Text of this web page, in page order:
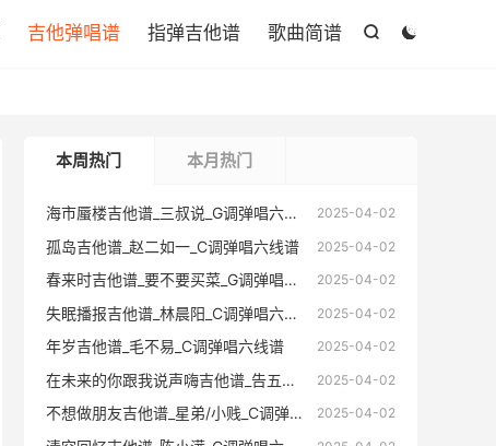


吉他弹唱谱 指弹吉他谱 歌曲简谱
本周热门 本月热门
2025-04-02
海市蜃楼吉他谱_三叔说_G调弹唱六线谱
2025-04-02
孤岛吉他谱_赵二如一_C调弹唱六线谱
2025-04-02
春来时吉他谱_要不要买菜_G调弹唱六线谱
2025-04-02
失眠播报吉他谱_林晨阳_C调弹唱六线谱
2025-04-02
年岁吉他谱_毛不易_C调弹唱六线谱
2025-04-02
在未来的你跟我说声嗨吉他谱_告五人_C调弹唱六线谱
2025-04-02
不想做朋友吉他谱_星弟/小贱_C调弹唱六线谱